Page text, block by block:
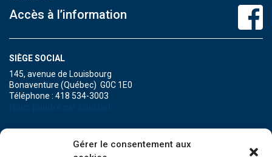
Gérer le consentement aux
Accès à l’information
SIÈGE SOCIAL
145, avenue de Louisbourg
Bonaventure (Québec) G0C 1E0
Téléphone : 418 534-3003
471A, boulevard Perron